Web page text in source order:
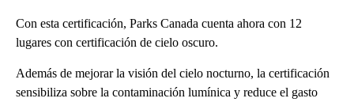
Con esta certificación, Parks Canada cuenta ahora con 12
lugares con certificación de cielo oscuro.
Además de mejorar la visión del cielo nocturno, la certificación
sensibiliza sobre la contaminación lumínica y reduce el gasto